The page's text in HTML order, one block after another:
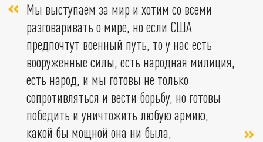
Мы выступаем за мир и хотим со всеми
разговаривать о мире, но если США
предпочтут военный путь, то у нас есть
вооруженные силы, есть народная милиция,
есть народ, и мы готовы не только
сопротивляться и вести борьбу, но готовы
победить и уничтожить любую армию,
какой бы мощной она ни была,